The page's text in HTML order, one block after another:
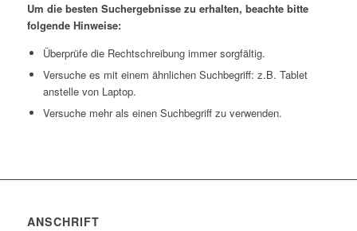
Um die besten Suchergebnisse zu erhalten, beachte bitte
folgende Hinweise:
Überprüfe die Rechtschreibung immer sorgfältig.
Versuche es mit einem ähnlichen Suchbegriff: z.B. Tablet
anstelle von Laptop.
Versuche mehr als einen Suchbegriff zu verwenden.
ANSCHRIFT